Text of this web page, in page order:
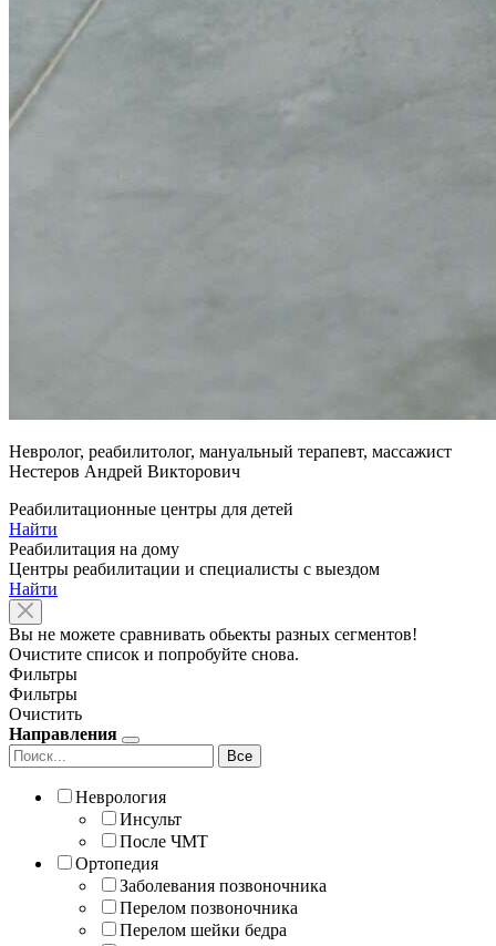
Невролог, реабилитолог, мануальный терапевт, массажист
Нестеров Андрей Викторович
Реабилитационные центры для детей
Найти
Реабилитация на дому
Центры реабилитации и специалисты с выездом
Найти
Вы не можете сравнивать обьекты разных сегментов!
Очистите список и попробуйте снова.
Фильтры
Фильтры
Очистить
Направления
Все
Неврология
Инсульт
После ЧМТ
Ортопедия
Заболевания позвоночника
Перелом позвоночника
Перелом шейки бедра